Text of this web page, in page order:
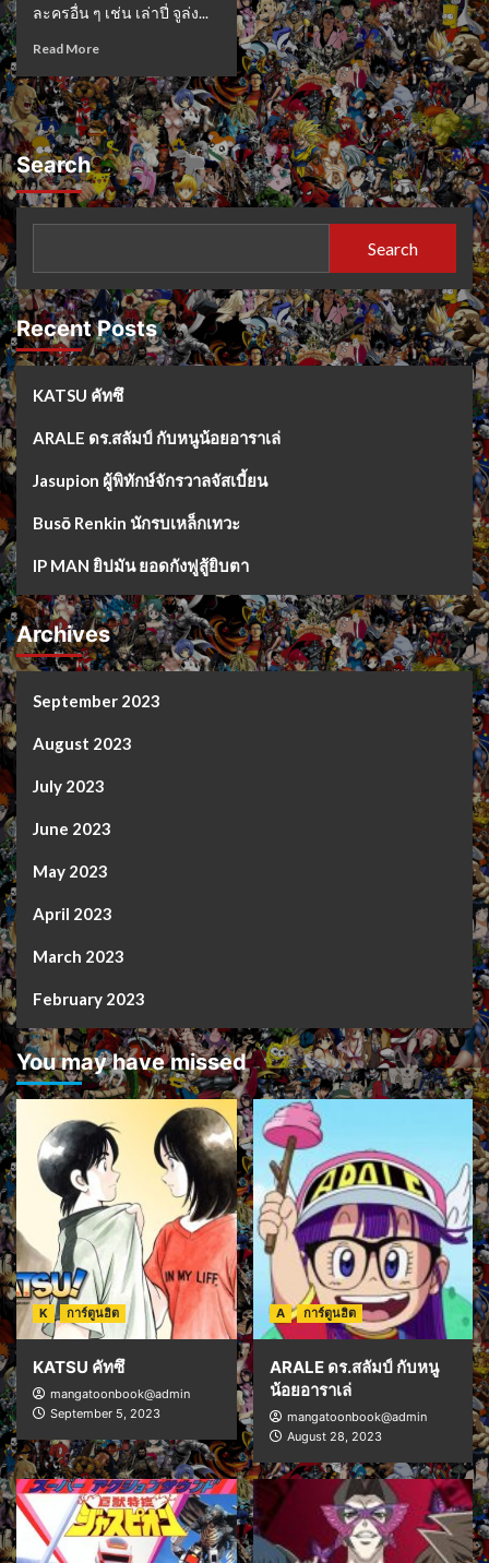
ละครอื่น ๆ เช่น เล่าปี่ จูล่ง...
Read More
Search
Search
Recent Posts
KATSU คัทซึ
ARALE ดร.สลัมป์ กับหนูน้อยอาราเล่
Jasupion ผู้พิทักษ์จักรวาลจัสเบี้ยน
Busō Renkin นักรบเหล็กเทวะ
IP MAN ยิปมัน ยอดกังฟูสู้ยิบตา
Archives
September 2023
August 2023
July 2023
June 2023
May 2023
April 2023
March 2023
February 2023
You may have missed
K การ์ตูนฮิต
KATSU คัทซึ
mangatoonbook@admin
September 5, 2023
A การ์ตูนฮิต
ARALE ดร.สลัมป์ กับหนู
น้อยอาราเล่
mangatoonbook@admin
August 28, 2023